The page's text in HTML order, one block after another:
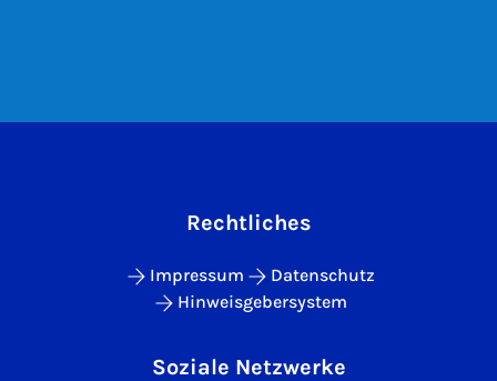
Rechtliches
Impressum
Datenschutz
Hinweisgebersystem
Soziale Netzwerke